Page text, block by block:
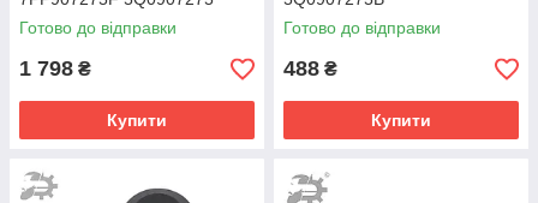
5Q0907275B
Готово до відправки
1 798 ₴
Купити
Готово до відправки
488 ₴
Купити